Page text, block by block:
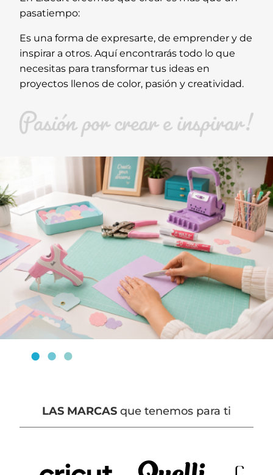
pasatiempo:
Es una forma de expresarte, de emprender y de
inspirar a otros. Aquí encontrarás todo lo que
necesitas para transformar tus ideas en
proyectos llenos de color, pasión y creatividad.
LAS MARCAS que tenemos para ti